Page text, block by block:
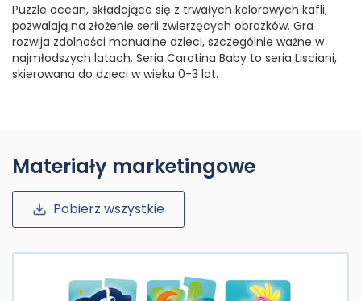
Puzzle ocean, składające się z trwałych kolorowych kafli,
pozwalają na złożenie serii zwierzęcych obrazków. Gra
rozwija zdolności manualne dzieci, szczególnie ważne w
najmłodszych latach. Seria Carotina Baby to seria Lisciani,
skierowana do dzieci w wieku 0-3 lat.
Materiały marketingowe
Pobierz wszystkie